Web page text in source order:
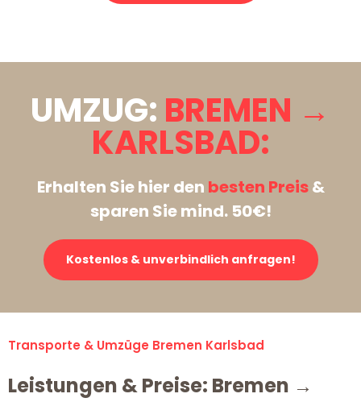
UMZUG: BREMEN →
KARLSBAD:
Erhalten Sie hier den besten Preis&
sparen Sie mind. 50€!
Kostenlos & unverbindlich anfragen!
Transporte & Umzüge Bremen Karlsbad
Leistungen & Preise: Bremen →